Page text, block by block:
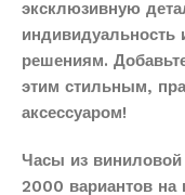
эксклюзивную
решениям.
этим стильным,
аксессуаром!
Часы из виниловой
2000 вариантов на